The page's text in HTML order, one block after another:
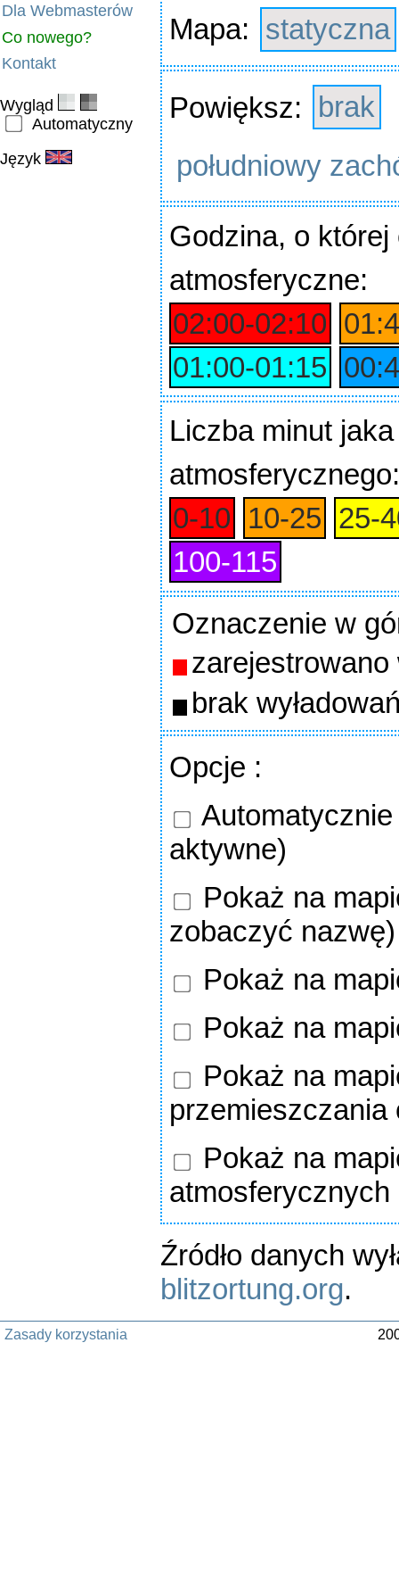
Dla Webmasterów
Co nowego?
Kontakt
Wygląd
Automatyczny
Język
Mapa: statyczna
Powiększ: brak
południowy
Godzina, o której
atmosferyczne:
02:00‑02:10
01:00‑01:15
Liczba minut jaka
atmosferycznego:
0‑10 10‑25
100‑115
Oznaczenie w
zarejestrowano
brak
Opcje :
aktywne)
Pokaż na
zobaczyć nazwę)
Pokaż na
Pokaż na
Pokaż na
Pokaż na
atmosferycznych
Źródło danych
blitzortung.org.
Zasady korzystania